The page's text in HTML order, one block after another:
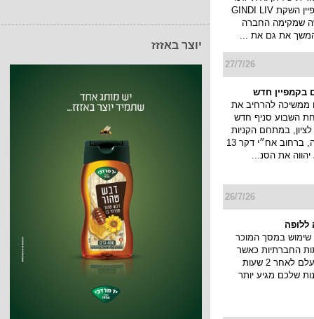
יוצר באזזז
ותוביל את קמפיין השקת GINDI LIV
שמקימה החברה
את גם את ...
27/7/26
בקמפיין חדש
ממשיכה להרחיב את
השבוע סניף חדש
במתחם הקניות
והבילוי פרוטאה, ברחוב אח״י דקר 13
את הסנ...
26/7/26
שימוש במסך המוכר
החברתיות כאשר
הסטורי שלך נעלם לאחר 2 שעות
שלכם מגיע יותר